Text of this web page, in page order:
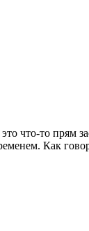
что-то прям
временем.